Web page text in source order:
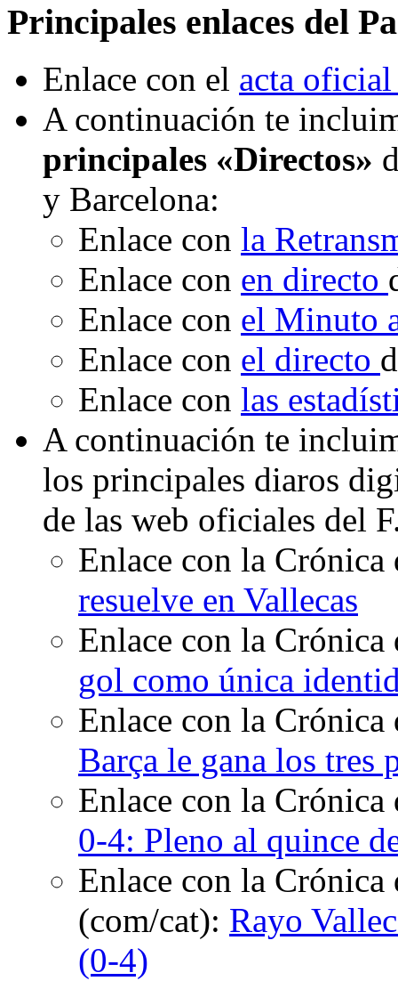
Principales enlaces del
Enlace con el acta
A continuación te
principales «Directos»
y Barcelona:
Enlace con la
Enlace con en directo
Enlace con el Minuto
Enlace con el directo
Enlace con las
A continuación te
los principales diaros
de las web oficiales del
Enlace con la
resuelve en Vallecas
Enlace con la
gol como única
Enlace con la
Barça le gana los tres
Enlace con la
0-4: Pleno al quince
Enlace con la Crónica
(com/cat): Rayo
(0-4)